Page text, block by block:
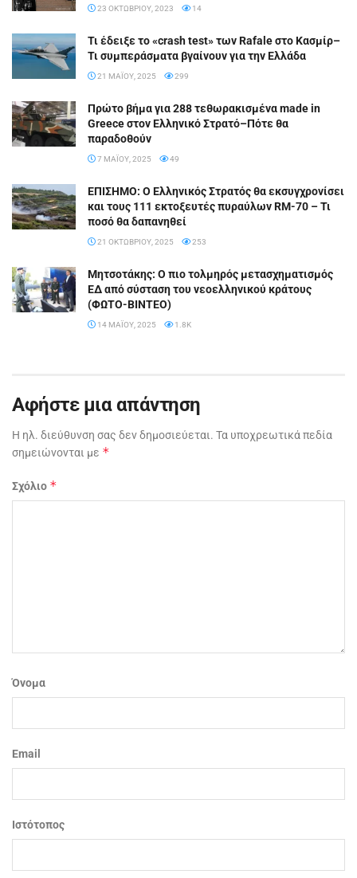
23 ΟΚΤΩΒΡΊΟΥ, 2023 14
Τι έδειξε το «crash test» των Rafale στο Κασμίρ–
Τι συμπεράσματα βγαίνουν για την Ελλάδα
21 ΜΑΪ́ΟΥ, 2025 299
Πρώτο βήμα για 288 τεθωρακισμένα made in
Greece στον Ελληνικό Στρατό–Πότε θα
παραδοθούν
7 ΜΑΪ́ΟΥ, 2025 49
ΕΠΙΣΗΜΟ: Ο Ελληνικός Στρατός θα εκσυγχρονίσει
και τους 111 εκτοξευτές πυραύλων RM-70 – Τι
ποσό θα δαπανηθεί
21 ΟΚΤΩΒΡΊΟΥ, 2025 253
Μητσοτάκης: Ο πιο τολμηρός μετασχηματισμός
ΕΔ από σύσταση του νεοελληνικού κράτους
(ΦΩΤΟ-ΒΙΝΤΕΟ)
14 ΜΑΪ́ΟΥ, 2025 1.8K
Αφήστε μια απάντηση
Η ηλ. διεύθυνση σας δεν δημοσιεύεται. Τα υποχρεωτικά πεδία
σημειώνονται με *
Σχόλιο *
Όνομα
Email
Ιστότοπος